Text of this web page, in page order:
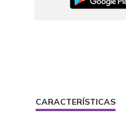
CARACTERÍSTICAS